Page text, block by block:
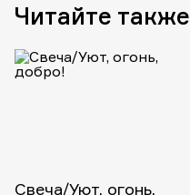
Читайте также
Свеча/Уют, огонь,